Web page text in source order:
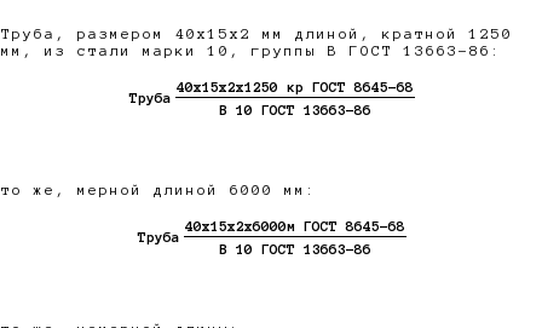
Труба, размером 40х15х2 мм длиной, кратной 1250
мм, из стали марки 10, группы В ГОСТ 13663-86:
Труба
40х15х2х1250 кр ГОСТ 8645-68
В 10 ГОСТ 13663-86
то же, мерной длиной 6000 мм:
Труба
40х15х2х6000м ГОСТ 8645-68
В 10 ГОСТ 13663-86